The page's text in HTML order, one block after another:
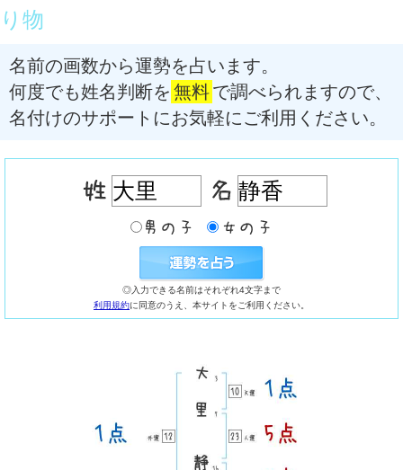
り物
名前の画数から運勢を占います。
何度でも姓名判断を 無料で調べられますので、
名付けのサポートにお気軽にご利用ください。
◎入力できる名前はそれぞれ4文字まで
利用規約に同意のうえ、本サイトをご利用ください。